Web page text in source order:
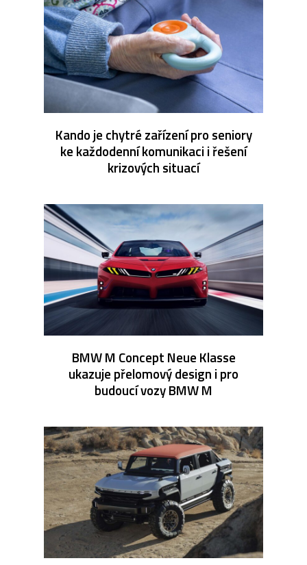
Kando je chytré zařízení pro seniory
ke každodenní komunikaci i řešení
krizových situací
BMW M Concept Neue Klasse
ukazuje přelomový design i pro
budoucí vozy BMW M